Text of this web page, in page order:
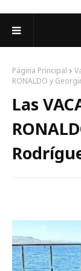
Página Principal
RONALDO y
Las